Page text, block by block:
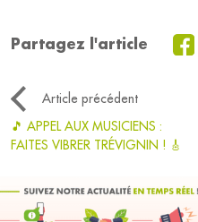
Partagez l'article
Article précédent
🎵 APPEL AUX MUSICIENS :
FAITES VIBRER TRÉVIGNIN ! 🎸